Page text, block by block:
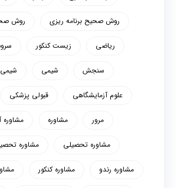
روش صحیح برنامه ریزی روش
ریاضی زیست کنکور
سنجش شیمی شیمی
علوم آزمایشگاهی قبولی پزشکی
مرور مشاوره مشاوره
مشاوره تحصیلی مشاوره
مشاوره رندو مشاوره کنکور